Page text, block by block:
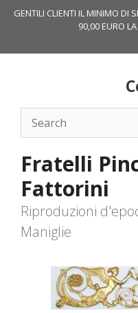
GENTILI CLIENTI IL MINIMO DI
90,00 EURO
Fratelli
Fattorini
Riproduzioni
Maniglie